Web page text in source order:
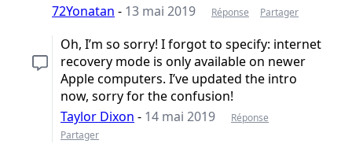
72Yonatan - 13 mai 2019 Réponse Partager
Oh, I’m so sorry! I forgot to specify: internet
recovery mode is only available on newer
Apple computers. I’ve updated the intro
now, sorry for the confusion!
Taylor Dixon - 14 mai 2019
Réponse
Partager